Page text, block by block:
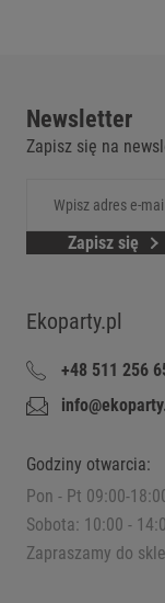
Newsletter
Zapisz się na
Zapisz się
Ekoparty.pl
+48 511 256
Godziny otwarcia:
Pon - Pt 09:00-
Sobota: 10:00 -
Zapraszamy do